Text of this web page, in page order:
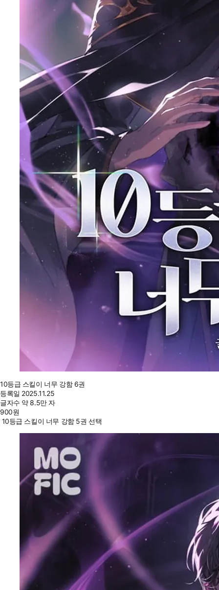
10등급 스킬이 너무 강함 6권
등록일 2025.11.25
글자수 약 8.5만 자
900원
10등급 스킬이 너무 강함 5권 선택